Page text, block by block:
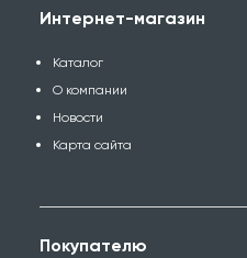
Интернет-магазин
Каталог
О компании
Новости
Карта сайта
Покупателю